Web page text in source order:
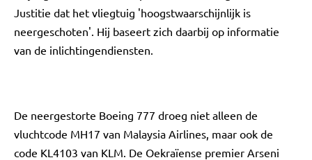
Justitie dat het vliegtuig 'hoogstwaarschijnlijk is
neergeschoten'. Hij baseert zich daarbij op informatie
van de inlichtingendiensten.
De neergestorte Boeing 777 droeg niet alleen de
vluchtcode MH17 van Malaysia Airlines, maar ook de
code KL4103 van KLM. De Oekraïense premier Arseni